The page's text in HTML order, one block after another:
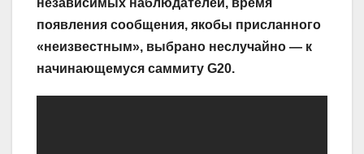
независимых наблюдателей, время
появления сообщения, якобы присланного
«неизвестным», выбрано неслучайно — к
начинающемуся саммиту G20.